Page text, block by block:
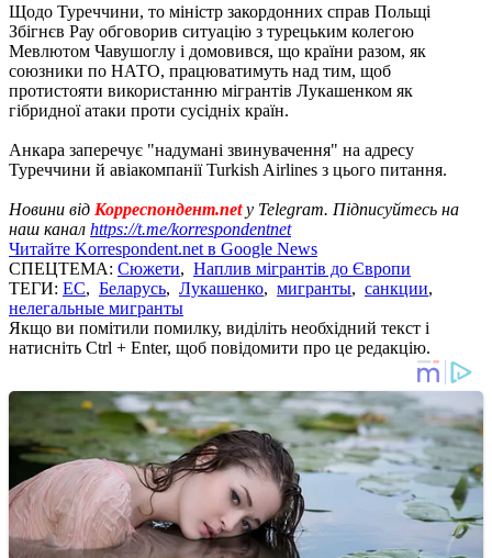
Щодо Туреччини, то міністр закордонних справ Польщі
Збігнєв Рау обговорив ситуацію з турецьким колегою
Мевлютом Чавушоглу і домовився, що країни разом, як
союзники по НАТО, працюватимуть над тим, щоб
протистояти використанню мігрантів Лукашенком як
гібридної атаки проти сусідніх країн.
Анкара заперечує "надумані звинувачення" на адресу
Туреччини й авіакомпанії Turkish Airlines з цього питання.
Новини від Корреспондент.netу Telegram. Підписуйтесь на
наш канал https://t.me/korrespondentnet
Читайте Korrespondent.net в Google News
СПЕЦТЕМА: Сюжети, Наплив мігрантів до Європи
ТЕГИ: ЕС, Беларусь, Лукашенко, мигранты, санкции,
нелегальные мигранты
Якщо ви помітили помилку, виділіть необхідний текст і
натисніть Ctrl + Enter, щоб повідомити про це редакцію.